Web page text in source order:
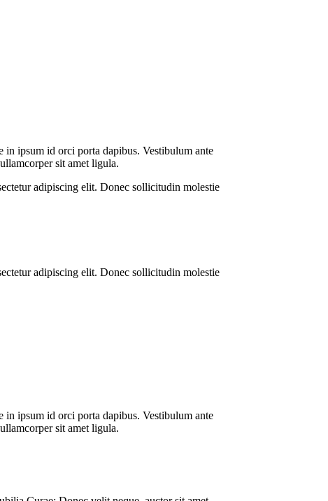
in ipsum id orci porta dapibus. Vestibulum ante
sit amet ligula.
adipiscing elit. Donec sollicitudin molestie
adipiscing elit. Donec sollicitudin molestie
in ipsum id orci porta dapibus. Vestibulum ante
sit amet ligula.